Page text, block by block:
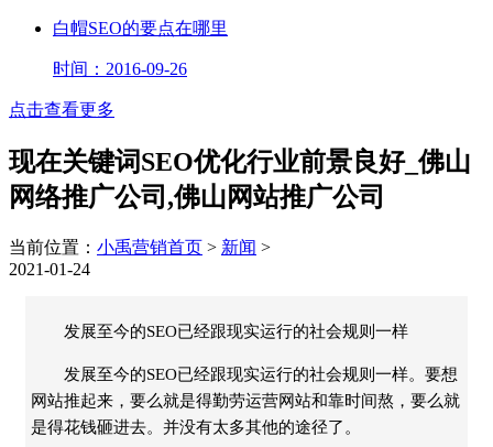
白帽SEO的要点在哪里
时间：2016-09-26
点击查看更多
现在关键词SEO优化行业前景良好_佛山
网络推广公司,佛山网站推广公司
当前位置： 小禹营销首页 > 新闻 >
2021-01-24
发展至今的SEO已经跟现实运行的社会规则一样
发展至今的SEO已经跟现实运行的社会规则一样。要想
网站推起来，要么就是得勤劳运营网站和靠时间熬，要么就
是得花钱砸进去。并没有太多其他的途径了。